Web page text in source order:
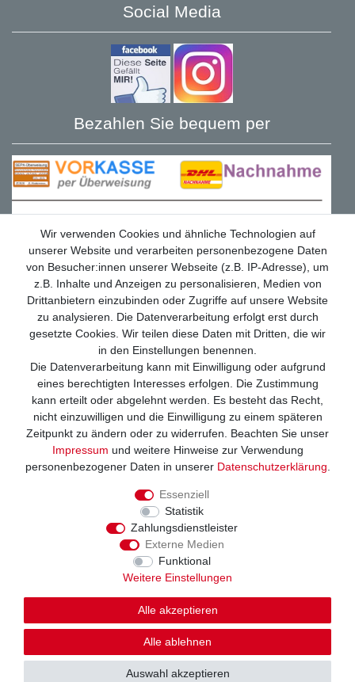
Social Media
Bezahlen Sie bequem per
Wir versenden mit
© Copyright 2026. Alle Rechte vorbehalten
Wir verwenden Cookies und ähnliche Technologien auf
unserer Website und verarbeiten personenbezogene Daten
von Besucher:innen unserer Webseite (z.B. IP-Adresse), um
z.B. Inhalte und Anzeigen zu personalisieren, Medien von
Drittanbietern einzubinden oder Zugriffe auf unsere Website
zu analysieren. Die Datenverarbeitung erfolgt erst durch
gesetzte Cookies. Wir teilen diese Daten mit Dritten, die wir
in den Einstellungen benennen.
Die Datenverarbeitung kann mit Einwilligung oder aufgrund
eines berechtigten Interesses erfolgen. Die Zustimmung
kann erteilt oder abgelehnt werden. Es besteht das Recht,
nicht einzuwilligen und die Einwilligung zu einem späteren
Zeitpunkt zu ändern oder zu widerrufen. Beachten Sie unser
Impressum und weitere Hinweise zur Verwendung
personenbezogener Daten in unserer Daten­schutz­erklärung
Essenziell
Statistik
Zahlungsdienstleister
Externe Medien
Funktional
Weitere Einstellungen
Alle akzeptieren
Alle ablehnen
Auswahl akzeptieren